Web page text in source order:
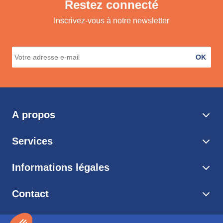
Restez connecté
Inscrivez-vous à notre newsletter
OK
A propos
Services
Informations légales
Contact